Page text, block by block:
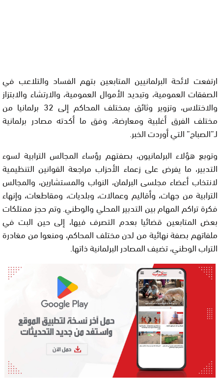
ارتفعت لائحة البرلمانيين المتابعين بتهم الفساد والتلاعب في
الصفقات العمومية، وتبديد الأموال العمومية، والارتشاء والابتزاز
والاختلاس، وتزوير وثائق بمختلف المحاكم إلى 32 برلمانيا من
مختلف الفرق أغلبية ومعارضة، وفق ما أكدته مصادر برلمانية
لـ”الصباح” التي أوردت الخبر.
وتوبع هؤلاء البرلمانيون، بصفتهم رؤساء المجالس الترابية لسوء
التدبير، ما يفرض على زعماء الأحزاب مراجعة القوانين التنظيمية
لانتخاب أعضاء مجلسى البرلمان، النواب والمستشارين، والمجالس
الترابية من جهات، وأقاليم وعمالات، وبلديات، ومقاطعات، وإنهاء
فكرة تراكم المهام بين التدبير المحلي والوطني. وتم حجز ممتلكات
بعض المتابعين قضائيا بعدم التصرف فيها، إلى حين البت في
ملفاتهم بصفة نهائية من لدن مختلف المحاكم، ومنعوا من مغادرة
التراب الوطني، تضيف المصادر البرلمانية ذاتها.